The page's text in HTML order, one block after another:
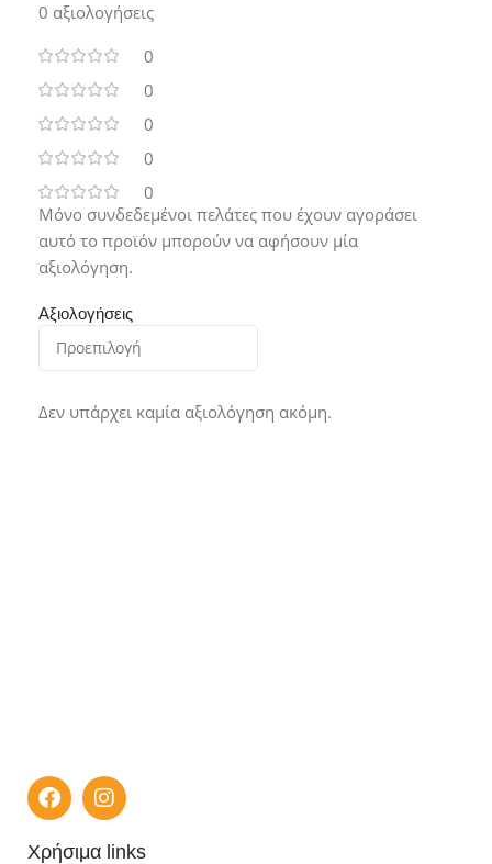
0 αξιολογήσεις
0
0
0
0
0
Αξιολογήσεις
Δεν υπάρχει καμία αξιολόγηση ακόμη.
Μόνο συνδεδεμένοι πελάτες που έχουν αγοράσει
αυτό το προϊόν μπορούν να αφήσουν μία
αξιολόγηση.
Χρήσιμα links